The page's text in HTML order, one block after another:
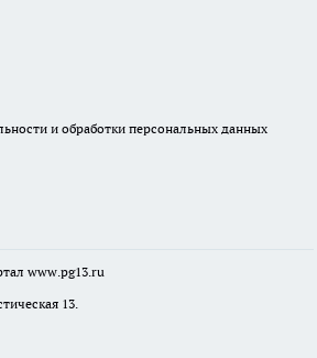
и обработки персональных данных
www.pg13.ru
13.